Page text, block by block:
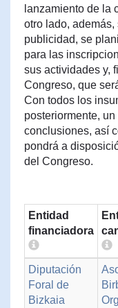
lanzamiento de la
otro lado,
publicidad, se
para las
sus actividades y,
Congreso, que
Con todos los
posteriormente,
conclusiones, así
pondrá a
del Congreso.
Entidad
financiadora
Diputación
Foral de
Bizkaia